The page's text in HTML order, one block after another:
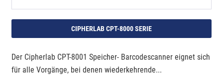
CIPHERLAB CPT-8000 SERIE
Der Cipherlab CPT-8001 Speicher- Barcodescanner eignet sich
für alle Vorgänge, bei denen wiederkehrende...